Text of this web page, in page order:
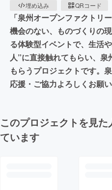
埋め込み
QRコード
「泉州オープンファクトリ
機会のない、ものづくりの
る体験型イベントで、生活
人”に直接触れてもらい、
もらうプロジェクトです。
応援・ご協力よろしくお願
このプロジェクトを見
ています